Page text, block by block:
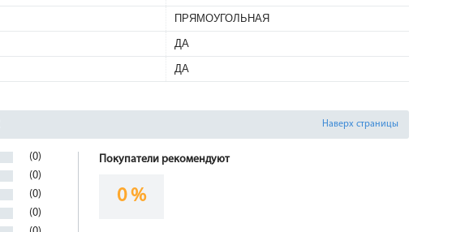
ПРЯМОУГОЛЬНАЯ
ДА
ДА
Наверх страницы
(0)
(0)
(0)
(0)
Покупатели рекомендуют
0 %